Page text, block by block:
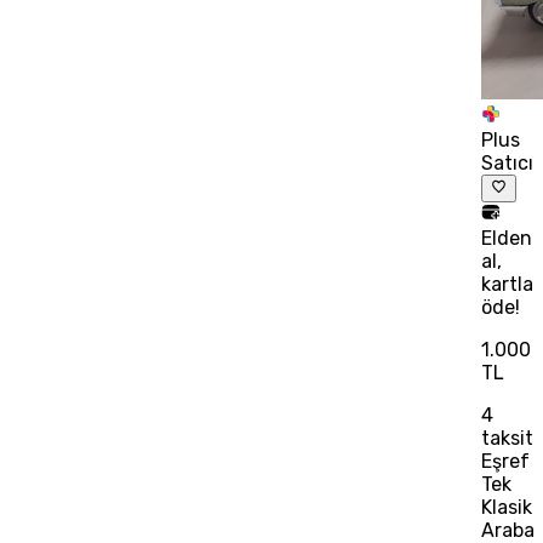
Plus
Satıcı
Elden
al,
kartla
öde!
1.000
TL
4
taksit
Eşref
Tek
Klasik
Araba